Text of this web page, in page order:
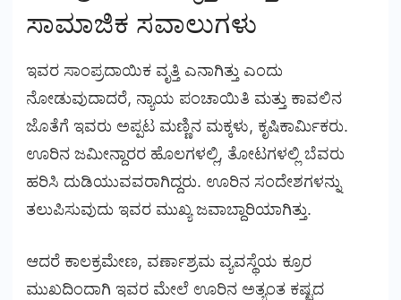
ಸಾಮಾಜಿಕ ಸವಾಲುಗಳು
ಇವರ ಸಾಂಪ್ರದಾಯಿಕ ವೃತ್ತಿ ಎನಾಗಿತ್ತು ಎಂದು
ನೋಡುವುದಾದರೆ, ನ್ಯಾಯ ಪಂಚಾಯಿತಿ ಮತ್ತು ಕಾವಲಿನ
ಜೊತೆಗೆ ಇವರು ಅಪ್ಪಟ ಮಣ್ಣಿನ ಮಕ್ಕಳು, ಕೃಷಿಕಾರ್ಮಿಕರು.
ಊರಿನ ಜಮೀನ್ದಾರರ ಹೊಲಗಳಲ್ಲಿ, ತೋಟಗಳಲ್ಲಿ ಬೆವರು
ಹರಿಸಿ ದುಡಿಯುವವರಾಗಿದ್ದರು. ಊರಿನ ಸಂದೇಶಗಳನ್ನು
ತಲುಪಿಸುವುದು ಇವರ ಮುಖ್ಯ ಜವಾಬ್ದಾರಿಯಾಗಿತ್ತು.
ಆದರೆ ಕಾಲಕ್ರಮೇಣ, ವರ್ಣಾಶ್ರಮ ವ್ಯವಸ್ಥೆಯ ಕ್ರೂರ
ಮುಖದಿಂದಾಗಿ ಇವರ ಮೇಲೆ ಊರಿನ ಅತ್ಯಂತ ಕಷ್ಟದ